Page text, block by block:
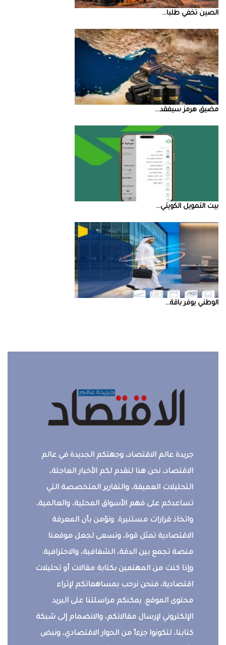
الصين‭ ‬تخفي‭ ‬طلبا‭ ...
مضيق‭ ‬هرمز‭ ‬سيفقد‭ ...
بيت‭ ‬التمويل‭ ‬الكويتي‭ ...
‮‬الوطني‮‬‭ ‬يوفر‭ ‬باقة‭ ...
جريدة عالم الاقتصاد، وجهتكم الجديدة في عالم
الاقتصاد، نحن هنا لنقدم لكم الأخبار العاجلة،
التحليلات العميقة، والتقارير المتخصصة التي
تساعدكم على فهم الأسواق المحلية، والعالمية،
واتخاذ قرارات مستنيرة. ونؤمن بأن المعرفة
الاقتصادية تمثل قوة، ونسعى لجعل موقعنا
منصة تجمع بين الدقة، الشفافية، والاحترافية.
وإذا كنت من المهتمين بكتابة مقالات أو تحليلات
اقتصادية، فنحن نرحب بمساهماتكم لإثراء
محتوى الموقع. يمكنكم مراسلتنا على البريد
الإلكتروني لإرسال مقالاتكم، والانضمام إلى شبكة
كتابنا، لتكونوا جزءاً من الحوار الاقتصادي، ونبض